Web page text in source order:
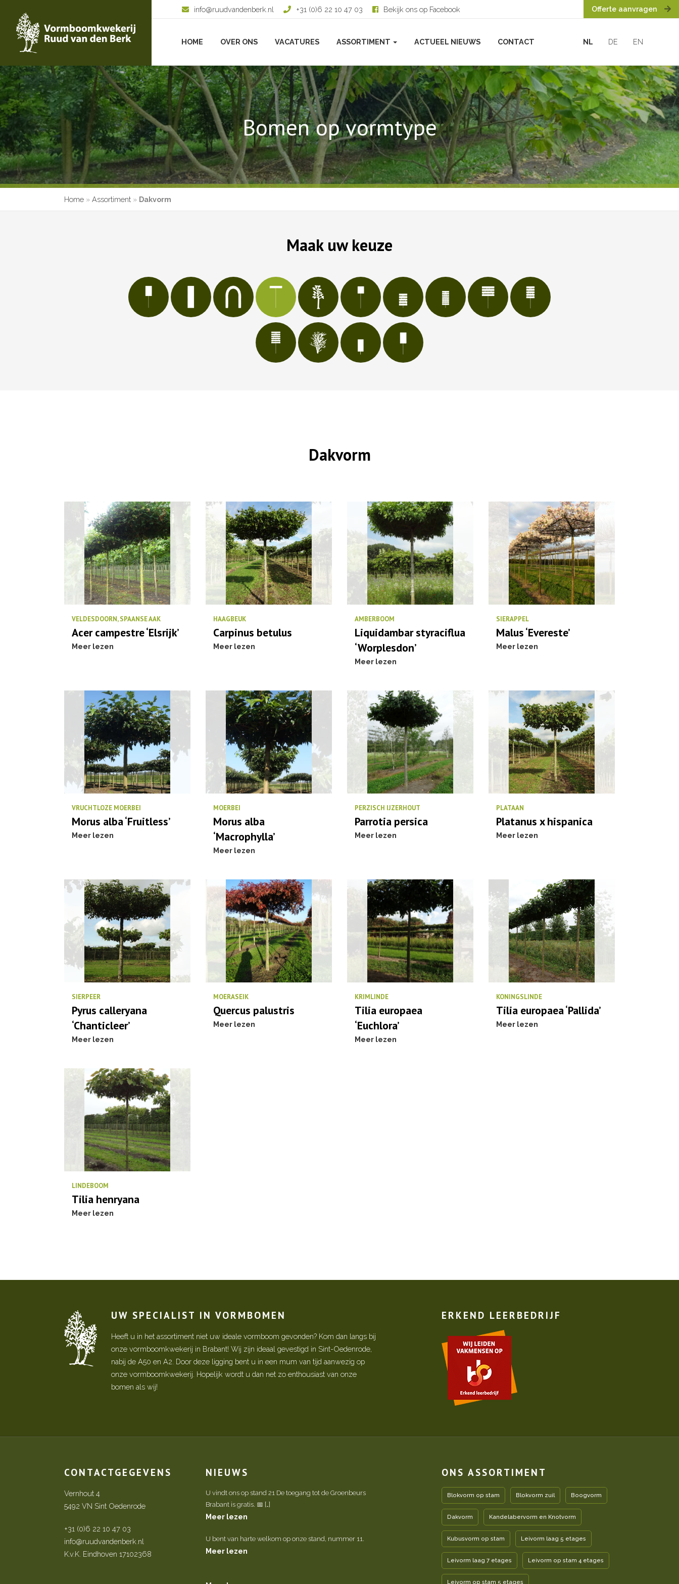
info@ruudvandenberk.nl +31 (0)6 22 10 47 03 Bekijk ons op Facebook Offerte aanvragen
HOME OVER ONS VACATURES ASSORTIMENT ACTUEEL NIEUWS CONTACT NL DE EN
Bomen op vormtype
Home » Assortiment » Dakvorm
Maak uw keuze
Dakvorm
VELDESDOORN, SPAANSE AAK
Acer campestre ‘Elsrijk’
Meer lezen
HAAGBEUK
Carpinus betulus
Meer lezen
AMBERBOOM
Liquidambar styraciflua
‘Worplesdon’
Meer lezen
SIERAPPEL
Malus ‘Evereste’
Meer lezen
VRUCHTLOZE MOERBEI
Morus alba ‘Fruitless’
Meer lezen
MOERBEI
Morus alba
‘Macrophylla’
Meer lezen
PERZISCH IJZERHOUT
Parrotia persica
Meer lezen
PLATAAN
Platanus x hispanica
Meer lezen
SIERPEER
Pyrus calleryana
‘Chanticleer’
Meer lezen
MOERASEIK
Quercus palustris
Meer lezen
KRIMLINDE
Tilia europaea
‘Euchlora’
Meer lezen
KONINGSLINDE
Tilia europaea ‘Pallida’
Meer lezen
LINDEBOOM
Tilia henryana
Meer lezen
UW SPECIALIST IN VORMBOMEN
Heeft u in het assortiment niet uw ideale vormboom gevonden? Kom dan langs bij
onze vormboomkwekerij in Brabant! Wij zijn ideaal gevestigd in Sint-Oedenrode,
nabij de A50 en A2. Door deze ligging bent u in een mum van tijd aanwezig op
onze vormboomkwekerij. Hopelijk wordt u dan net zo enthousiast van onze
bomen als wij!
ERKEND LEERBEDRIJF
CONTACTGEGEVENS
Vernhout 4
5492 VN Sint Oedenrode
+31 (0)6 22 10 47 03
info@ruudvandenberk.nl
K.v.K. Eindhoven 17102368
NIEUWS
U vindt ons op stand 21 De toegang tot de Groenbeurs
Brabant is gratis. 📅 […]
Meer lezen
U bent van harte welkom op onze stand, nummer 11.
Meer lezen
ONS ASSORTIMENT
Blokvorm op stam Blokvorm zuil Boogvorm
Dakvorm Kandelabervorm en Knotvorm
Kubusvorm op stam Leivorm laag 5 etages
Leivorm laag 7 etages Leivorm op stam 4 etages
Leivorm op stam 5 etages